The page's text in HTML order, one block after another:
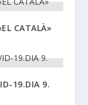
CATALÀ»
19.DIA 9.